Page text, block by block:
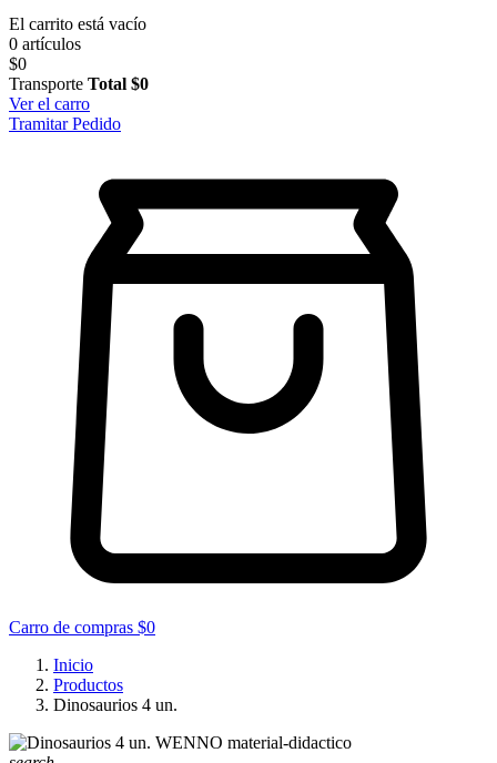
El carrito está vacío
0 artículos
$0
Transporte Total $0
Ver el carro
Tramitar Pedido
Carro de compras $0
Inicio
Productos
Dinosaurios 4 un.